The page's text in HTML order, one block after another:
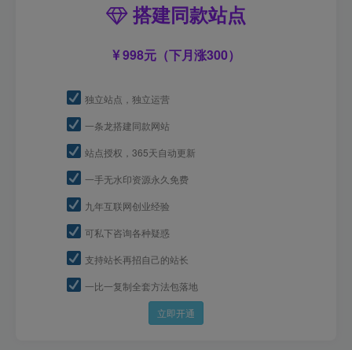
搭建同款站点
998元（下月涨300）
独立站点，独立运营
一条龙搭建同款网站
站点授权，365天自动更新
一手无水印资源永久免费
九年互联网创业经验
可私下咨询各种疑惑
支持站长再招自己的站长
一比一复制全套方法包落地
立即开通